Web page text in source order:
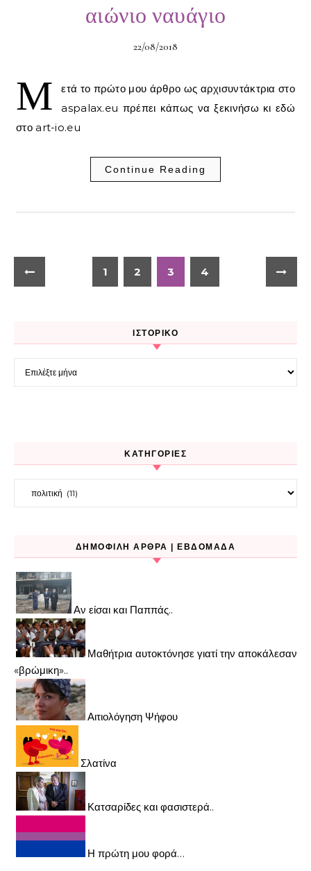
αιώνιο ναυάγιο
22/08/2018
Μ
ετά το πρώτο μου άρθρο ως αρχισυντάκτρια στο
aspalax.eu πρέπει κάπως να ξεκινήσω κι εδώ
στο art-io.eu
Continue Reading
1 2 3 4
ΙΣΤΟΡΙΚΌ
Ιστορικό
KΑΤΗΓΟΡΊΕΣ
Kατηγορίες
ΔΗΜΟΦΙΛΉ ΆΡΘΡΑ | ΕΒΔΟΜΆΔΑ
Αν είσαι και Παππάς..
Μαθήτρια αυτοκτόνησε γιατί την αποκάλεσαν
«βρώμικη»..
Αιτιολόγηση Ψήφου
Σλατίνα
Κατσαρίδες και φασιστερά..
Η πρώτη μου φορά…